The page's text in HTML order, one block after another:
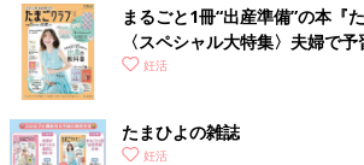
まるごと1冊“出産準備”の本『
〈スペシャル大特集〉夫婦で
妊活
たまひよの雑誌
妊活